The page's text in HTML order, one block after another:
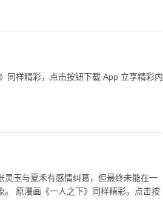
同样精彩，点击按钮下载 App 立享精彩内
玉与夏禾有感情纠葛，但最终未能在一
原漫画《一人之下》同样精彩，点击按